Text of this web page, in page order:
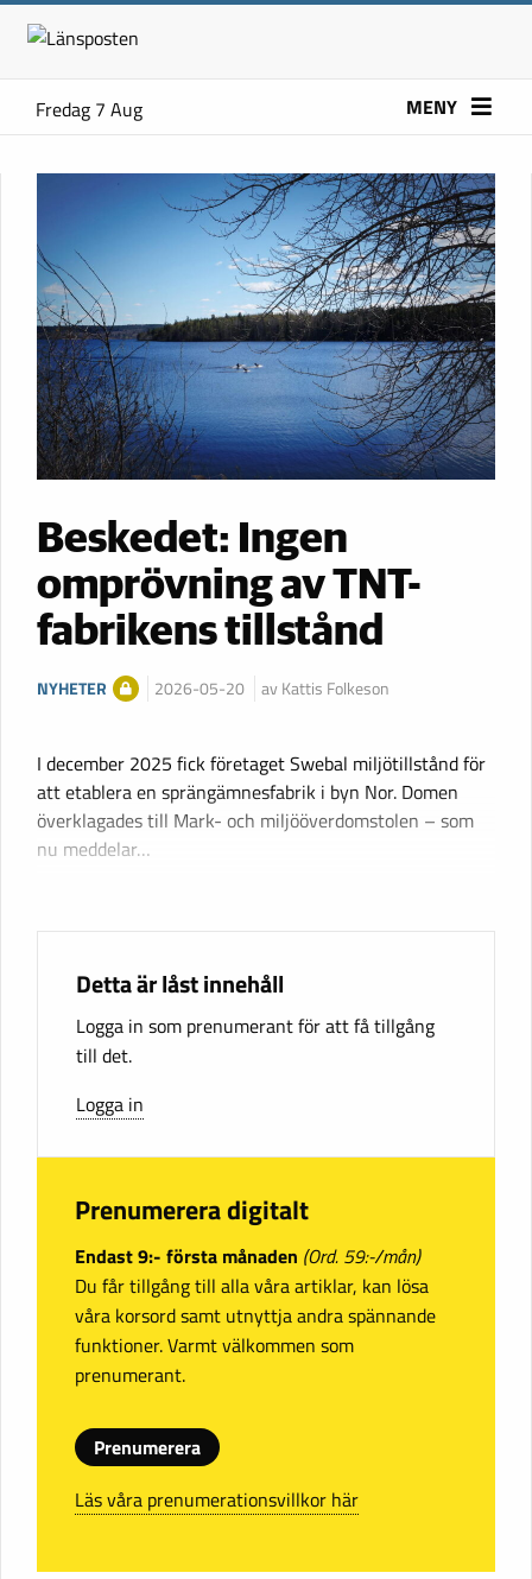
Fredag 7 Aug MENY
Beskedet: Ingen
omprövning av TNT-
fabrikens tillstånd
NYHETER 2026-05-20 av Kattis Folkeson
I december 2025 fick företaget Swebal miljötillstånd för
att etablera en sprängämnesfabrik i byn Nor. Domen
överklagades till Mark- och miljööverdomstolen – som
nu meddelar…
Detta är låst innehåll
Logga in som prenumerant för att få tillgång
till det.
Logga in
Prenumerera digitalt
Endast 9:- första månaden (Ord. 59:-/mån)
Du får tillgång till alla våra artiklar, kan lösa
våra korsord samt utnyttja andra spännande
funktioner. Varmt välkommen som
prenumerant.
Prenumerera
Läs våra prenumerationsvillkor här